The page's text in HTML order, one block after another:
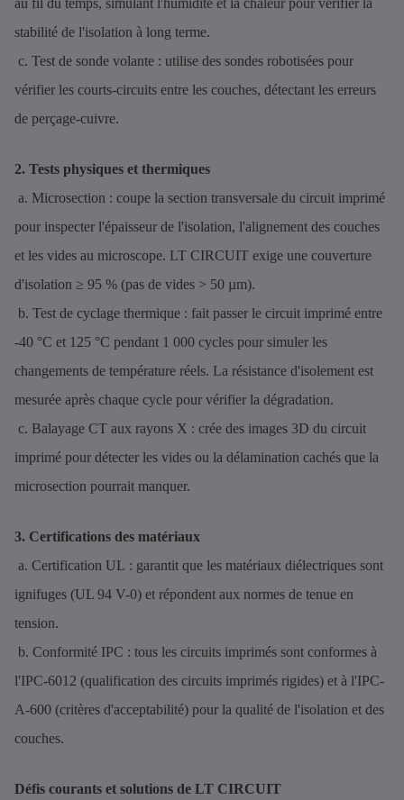
stabilité de l'isolation à long terme.
c. Test de sonde volante : utilise des sondes robotisées pour
vérifier les courts-circuits entre les couches, détectant les erreurs
de perçage-cuivre.
2. Tests physiques et thermiques
a. Microsection : coupe la section transversale du circuit imprimé
pour inspecter l'épaisseur de l'isolation, l'alignement des couches
et les vides au microscope. LT CIRCUIT exige une couverture
d'isolation ≥ 95 % (pas de vides > 50 µm).
b. Test de cyclage thermique : fait passer le circuit imprimé entre
-40 °C et 125 °C pendant 1 000 cycles pour simuler les
changements de température réels. La résistance d'isolement est
mesurée après chaque cycle pour vérifier la dégradation.
c. Balayage CT aux rayons X : crée des images 3D du circuit
imprimé pour détecter les vides ou la délamination cachés que la
microsection pourrait manquer.
3. Certifications des matériaux
a. Certification UL : garantit que les matériaux diélectriques sont
ignifuges (UL 94 V-0) et répondent aux normes de tenue en
tension.
b. Conformité IPC : tous les circuits imprimés sont conformes à
l'IPC-6012 (qualification des circuits imprimés rigides) et à l'IPC-
A-600 (critères d'acceptabilité) pour la qualité de l'isolation et des
couches.
Défis courants et solutions de LT CIRCUIT